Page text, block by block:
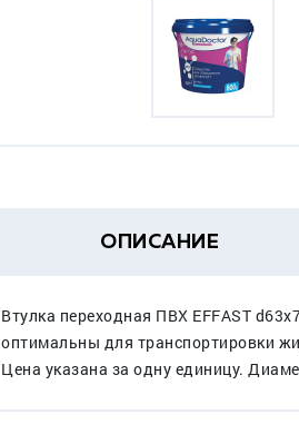
ОПИСАНИЕ
Втулка переходная ПВХ EFFAST
оптимальны для транспортировки
Цена указана за одну единицу.